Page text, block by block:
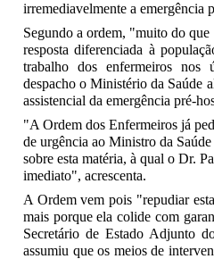
irremediavelmente a emergência
Segundo a ordem, "muito do
resposta diferenciada à
trabalho dos enfermeiros
despacho o Ministério da Saúde
assistencial da emergência pré-
"A Ordem dos Enfermeiros já
de urgência ao Ministro da
sobre esta matéria, à qual o Dr.
imediato", acrescenta.
A Ordem vem pois "repudiar
mais porque ela colide com
Secretário de Estado Adjunto
assumiu que os meios de